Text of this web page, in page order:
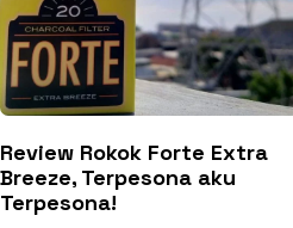
Review Rokok Forte Extra
Breeze, Terpesona aku
Terpesona!